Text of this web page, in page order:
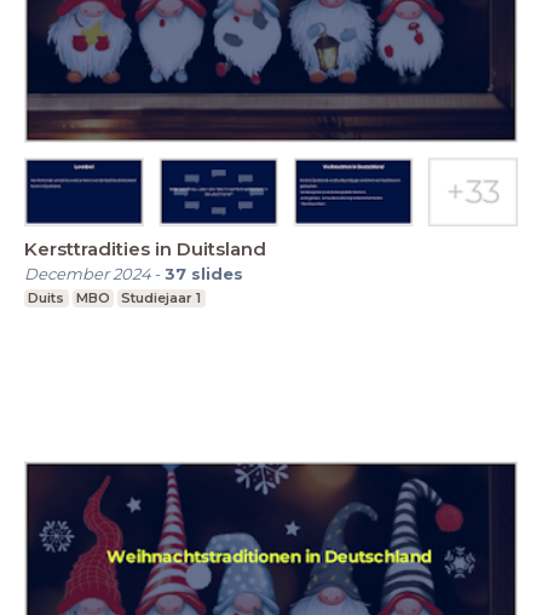
Kersttradities in Duitsland
December 2024-37 slides
Duits MBO Studiejaar 1